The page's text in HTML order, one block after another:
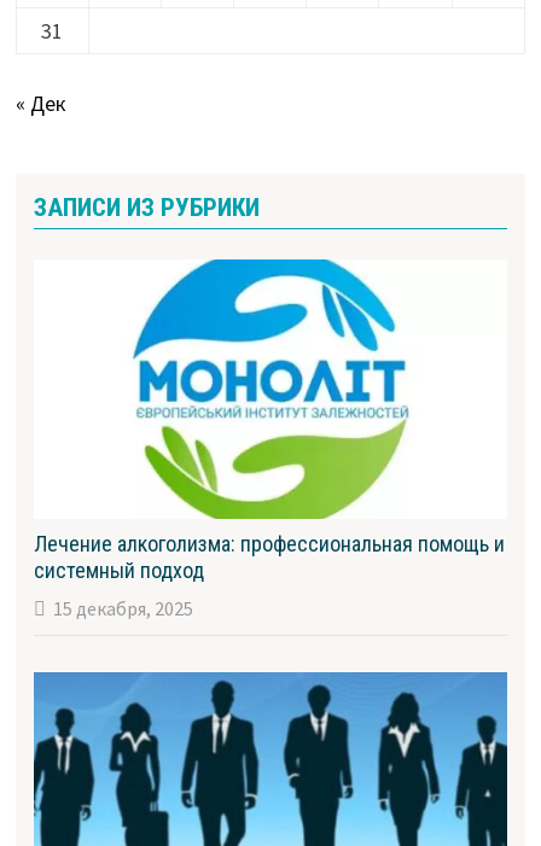
31
« Дек
ЗАПИСИ ИЗ РУБРИКИ
Лечение алкоголизма: профессиональная помощь и
системный подход
15 декабря, 2025